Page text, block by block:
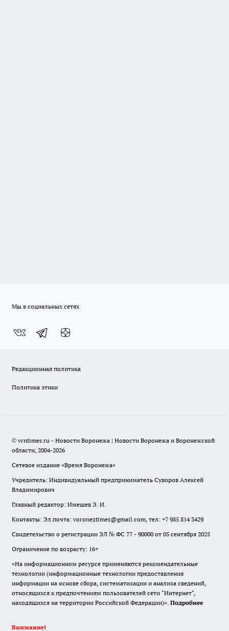
Мы в социальных сетях
Редакционная политика
Политика этики
© vrntimes.ru - Новости Воронежа | Новости Воронежа и Воронежской
области, 2004-2026
Сетевое издание «Время Воронежа»
Учредитель: Индивидуальный предприниматель Суворов Алексей
Владимирович
Главный редактор: Имешев Э. И.
Контакты: Эл.почта: voroneztimes@gmail.com, тел: +7 985 814 3429
Свидетельство о регистрации ЭЛ № ФС 77 - 90000 от 05 сентября 2025
Ограничение по возрасту: 16+
«На информационном ресурсе применяются рекомендательные
технологии (информационные технологии предоставления
информации на основе сбора, систематизации и анализа сведений,
относящихся к предпочтениям пользователей сети "Интернет",
находящихся на территории Российской Федерации)». Подробнее
Внимание!